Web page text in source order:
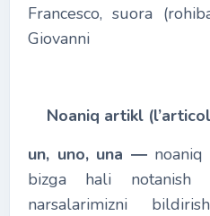
Francesco, suora
Giovanni
Noaniq artikl
un, uno, una ―
bizga hali notanish
narsalarimizni